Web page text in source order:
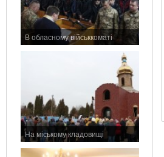
В обласному військкоматі
На міському кладовищі